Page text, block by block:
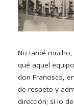
No tardé
qué aquel
don Francisco,
de respeto y
dirección; si lo